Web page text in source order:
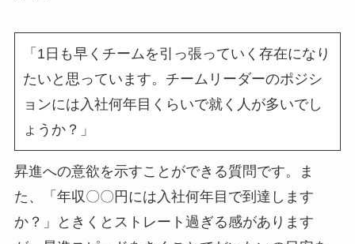
「1日も早くチームを引っ張っていく存在になり
たいと思っています。チームリーダーのポジシ
ョンには入社何年目くらいで就く人が多いでし
ょうか？」
昇進への意欲を示すことができる質問です。ま
た、「年収〇〇円には入社何年目で到達します
か？」ときくとストレート過ぎる感があります